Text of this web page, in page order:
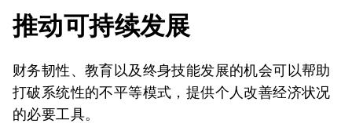
推动可持续发展
财务韧性、教育以及终身技能发展的机会可以帮助
打破系统性的不平等模式，提供个人改善经济状况
的必要工具。